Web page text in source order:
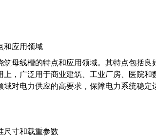
和应用领域
筑母线槽的特点和应用领域。其特点包括良
上，广泛用于商业建筑、工业厂房、医院和
域对电力供应的高要求，保障电力系统稳定
尺寸和载重参数